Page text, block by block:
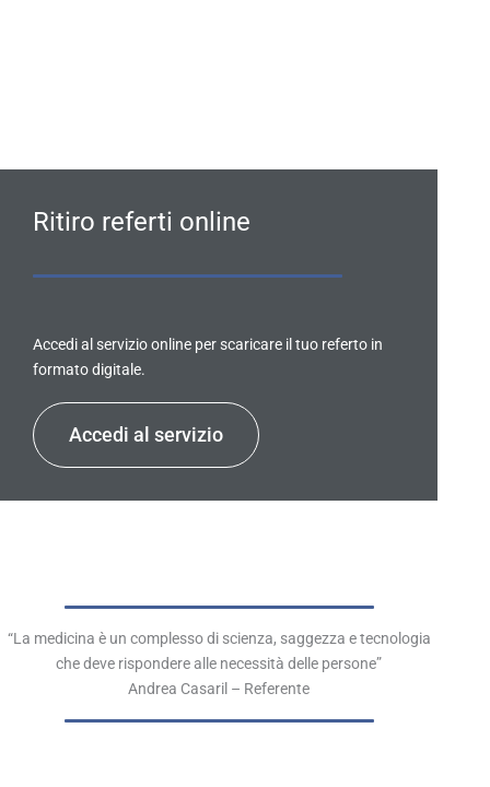
Ritiro referti online
Accedi al servizio online per scaricare il tuo referto in
formato digitale.
Accedi al servizio
“La medicina è un complesso di scienza, saggezza e tecnologia
che deve rispondere alle necessità delle persone”
Andrea Casaril – Referente